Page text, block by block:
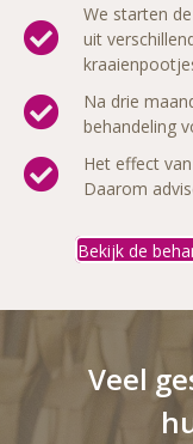
We starten
uit
Na drie
behandeling
Het effect
Daarom
Bekijk de
Veel